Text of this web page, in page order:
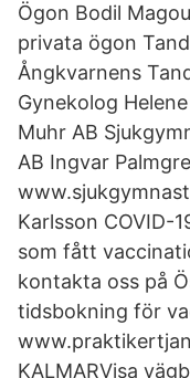
Ögon Bodil
privata ögon
Ångkvarnens
Gynekolog
Muhr AB
AB Ingvar
Karlsson COVID-
som fått
kontakta oss på
tidsbokning för
KALMARVisa